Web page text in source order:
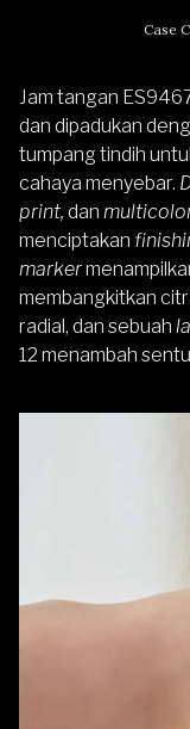
Case
Jam tangan
dan dipadukan
tumpang tindih
cahaya menyebar.
print, dan
menciptakan
marker
membangkitkan
radial, dan sebuah
12 menambah